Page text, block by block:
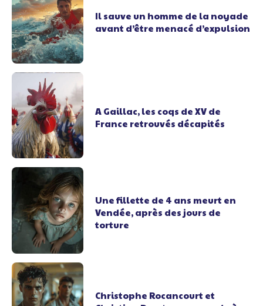
Il sauve un homme de la noyade
avant d’être menacé d’expulsion
A Gaillac, les coqs de XV de
France retrouvés décapités
Une fillette de 4 ans meurt en
Vendée, après des jours de
torture
Christophe Rocancourt et